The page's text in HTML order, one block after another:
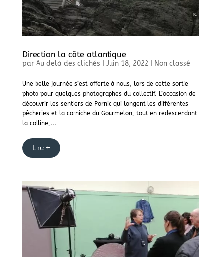
Direction la côte atlantique
par Au delà des clichés Juin 18, 2022 Non classé
Une belle journée s’est offerte à nous, lors de cette sortie
photo pour quelques photographes du collectif. L’occasion de
découvrir les sentiers de Pornic qui longent les différentes
pêcheries et la corniche du Gourmelon, tout en redescendant
la colline,...
Lire +